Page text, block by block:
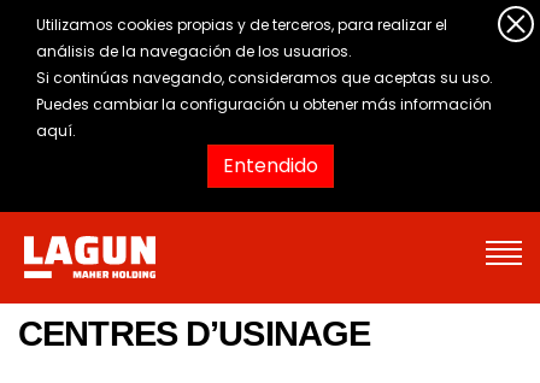
Utilizamos cookies propias y de terceros, para realizar el
análisis de la navegación de los usuarios.
Si continúas navegando, consideramos que aceptas su uso.
Puedes cambiar la configuración u obtenermás información
aquí.
Entendido
CENTRES D’USINAGE